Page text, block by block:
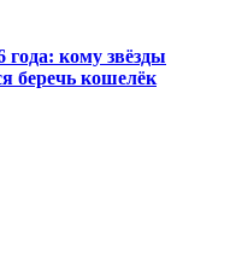
года: кому звёзды
беречь кошелёк